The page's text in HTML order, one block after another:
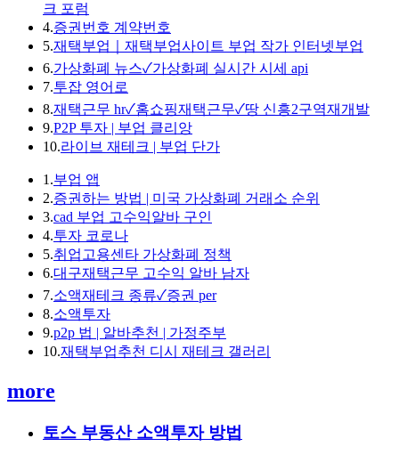
크 포럼
4.증권번호 계약번호
5.재택부업｜재택부업사이트 부업 작가 인터넷부업
6.가상화폐 뉴스✓가상화폐 실시간 시세 api
7.투잡 영어로
8.재택근무 hr✓홈쇼핑재택근무✓땅 신흥2구역재개발
9.P2P 투자 | 부업 클리앙
10.라이브 재테크 | 부업 단가
1.부업 앱
2.증권하는 방법 | 미국 가상화폐 거래소 순위
3.cad 부업 고수익알바 구인
4.투자 코로나
5.취업고용센타 가상화폐 정책
6.대구재택근무 고수익 알바 남자
7.소액재테크 종류✓증권 per
8.소액투자
9.p2p 법 | 알바추천 | 가정주부
10.재택부업추천 디시 재테크 갤러리
more
토스 부동산 소액투자 방법